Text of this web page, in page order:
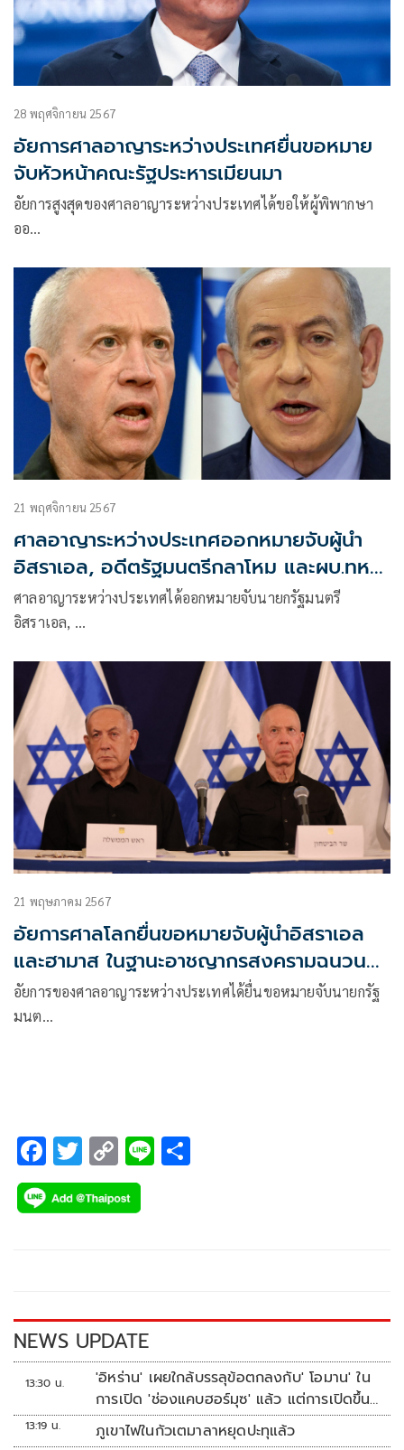
28 พฤศจิกายน 2567
อัยการศาลอาญาระหว่างประเทศยื่นขอหมาย
จับหัวหน้าคณะรัฐประหารเมียนมา
อัยการสูงสุดของศาลอาญาระหว่างประเทศได้ขอให้ผู้พิพากษา
ออ…
21 พฤศจิกายน 2567
ศาลอาญาระหว่างประเทศออกหมายจับผู้นำ
อิสราเอล, อดีตรัฐมนตรีกลาโหม และผบ.ทหาร
ฮามาส
ศาลอาญาระหว่างประเทศได้ออกหมายจับนายกรัฐมนตรี
อิสราเอล, …
21 พฤษภาคม 2567
อัยการศาลโลกยื่นขอหมายจับผู้นำอิสราเอล
และฮามาส ในฐานะอาชญากรสงครามฉนวนกา
ซา
อัยการของศาลอาญาระหว่างประเทศได้ยื่นขอหมายจับนายกรัฐ
มนต…
F
ac
e
k
T
wi
tt
C
o
p
k
Li
NEWS UPDATE
13:30 น.
'อิหร่าน' เผยใกล้บรรลุข้อตกลงกับ' โอมาน' ใน
การเปิด 'ช่องแคบฮอร์มุซ' แล้ว แต่การเปิดขึ้น
อยู่กับสหรัฐฯ
13:19 น. ภูเขาไฟในกัวเตมาลาหยุดปะทุแล้ว